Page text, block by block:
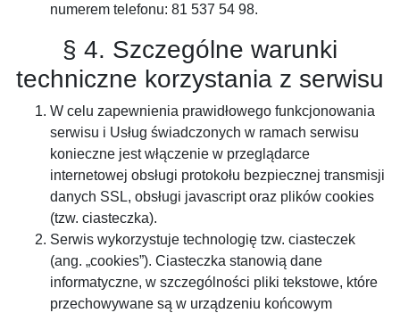
numerem telefonu: 81 537 54 98.
§ 4. Szczególne warunki
techniczne korzystania z serwisu
W celu zapewnienia prawidłowego funkcjonowania
serwisu i Usług świadczonych w ramach serwisu
konieczne jest włączenie w przeglądarce
internetowej obsługi protokołu bezpiecznej transmisji
danych SSL, obsługi javascript oraz plików cookies
(tzw. ciasteczka).
Serwis wykorzystuje technologię tzw. ciasteczek
(ang. „cookies”). Ciasteczka stanowią dane
informatyczne, w szczególności pliki tekstowe, które
przechowywane są w urządzeniu końcowym